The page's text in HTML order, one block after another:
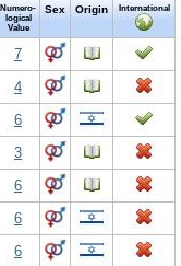
Numero-
logical
Value
Sex Origin International
7
4
6
3
6
6
6